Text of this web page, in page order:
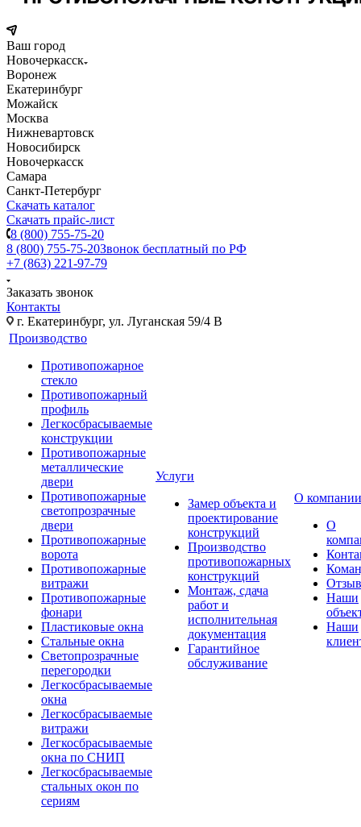
Ваш город
Новочеркасск
Воронеж
Екатеринбург
Можайск
Москва
Нижневартовск
Новосибирск
Новочеркасск
Самара
Санкт-Петербург
Скачать каталог
Скачать прайс-лист
8 (800) 755-75-20
8 (800) 755-75-20Звонок бесплатный по РФ
+7 (863) 221-97-79
Заказать звонок
Контакты
г. Екатеринбург, ул. Луганская 59/4 В
Производство
Противопожарное
стекло
Противопожарный
профиль
Легкосбрасываемые
конструкции
Противопожарные
металлические
двери
Противопожарные
светопрозрачные
двери
Противопожарные
ворота
Противопожарные
витражи
Противопожарные
фонари
Пластиковые окна
Стальные окна
Светопрозрачные
перегородки
Легкосбрасываемые
окна
Легкосбрасываемые
витражи
Легкосбрасываемые
окна по СНИП
Легкосбрасываемые
стальных окон по
сериям
Услуги
Замер объекта и
проектирование
конструкций
Производство
противопожарных
конструкций
Монтаж, сдача
работ и
исполнительная
документация
Гарантийное
обслуживание
О компании
О
Наши
Наши